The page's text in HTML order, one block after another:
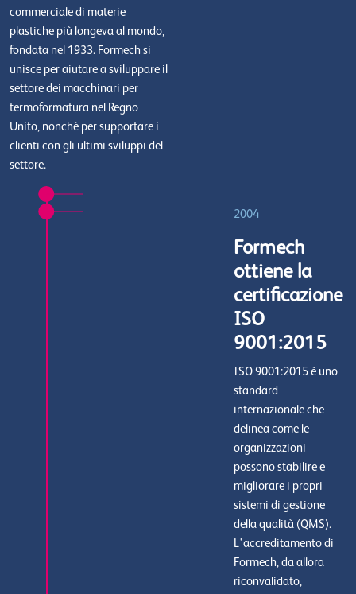
commerciale di materie
plastiche più longeva al mondo,
fondata nel 1933. Formech si
unisce per aiutare a sviluppare il
settore dei macchinari per
termoformatura nel Regno
Unito, nonché per supportare i
clienti con gli ultimi sviluppi del
settore.
2004
Formech
ottiene la
certificazione
ISO
9001:2015
ISO 9001:2015 è uno
standard
internazionale che
delinea come le
organizzazioni
possono stabilire e
migliorare i propri
sistemi di gestione
della qualità (QMS).
L'accreditamento di
Formech, da allora
riconvalidato,